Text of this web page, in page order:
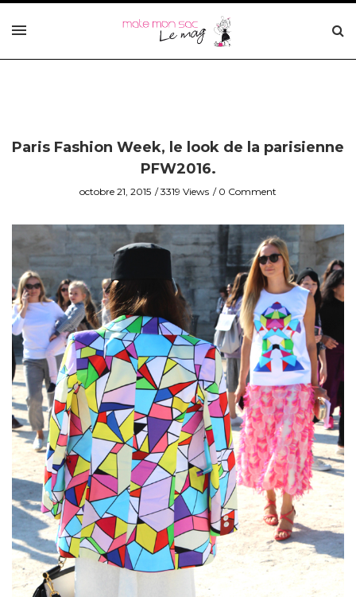
Paris Fashion Week, le look de la parisienne
PFW2016.
octobre 21, 2015 3319 Views 0 Comment